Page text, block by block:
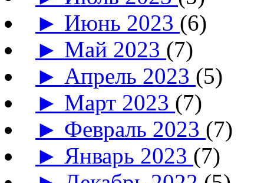
► Июнь 2023 (6)
► Май 2023 (7)
► Апрель 2023 (5)
► Март 2023 (7)
► Февраль 2023 (7)
► Январь 2023 (7)